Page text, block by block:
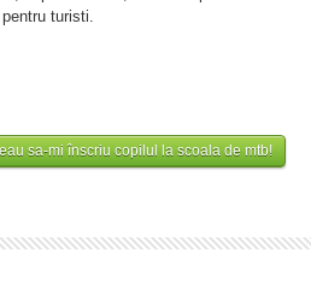
turisti.
sa-mi înscriu copilul la scoala de mtb!